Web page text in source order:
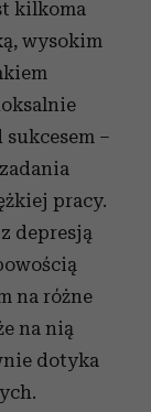
kilkoma
wysokim
–
pracy.
depresją
na różne
na nią
dotyka